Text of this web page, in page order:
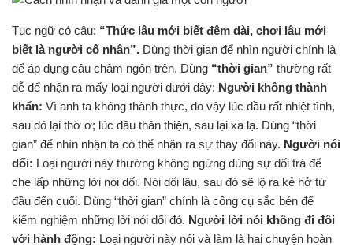
Tục ngữ có câu: “Thức lâu mới biết đêm dài, chơi lâu mới
biết là người cố nhân”. Dùng thời gian để nhìn người chính là
để áp dụng câu châm ngôn trên. Dùng “thời gian” thường rất
dễ để nhận ra mấy loại người dưới đây: Người không thành
khẩn: Vì anh ta không thành thực, do vậy lúc đầu rất nhiệt tình,
sau đó lại thờ ơ; lúc đầu thân thiện, sau lại xa lạ. Dùng “thời
gian” để nhìn nhận ta có thể nhận ra sự thay đổi này. Người nói
dối: Loại người này thường không ngừng dùng sự dối trá để
che lấp những lời nói dối. Nói dối lâu, sau đó sẽ lộ ra kẻ hở từ
đầu đến cuối. Dùng “thời gian” chính là công cụ sắc bén để
kiểm nghiệm những lời nói dối đó. Người lời nói không đi đôi
với hành động: Loại người này nói và làm là hai chuyện hoàn